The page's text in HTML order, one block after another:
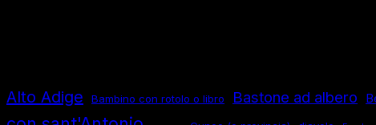
Alto Adige Bambino con rotolo o libro Bastone ad albero